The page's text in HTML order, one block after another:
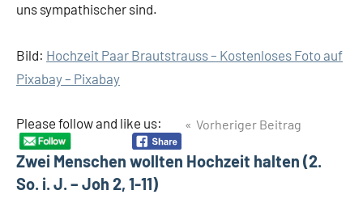
uns sympathischer sind.
Bild: Hochzeit Paar Brautstrauss – Kostenloses Foto auf
Pixabay – Pixabay
Please follow and like us:
BeitragsnavigationVorheriger Beitrag
Zwei Menschen wollten Hochzeit halten (2.
So. i. J. – Joh 2, 1-11)